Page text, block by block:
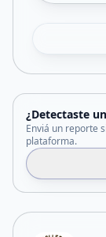
¿Detectaste
Enviá un reporte
plataforma.